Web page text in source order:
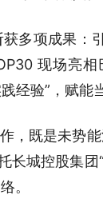
多项成果：
现场亮
经验”，赋能
，既是未势
长城控股集
。